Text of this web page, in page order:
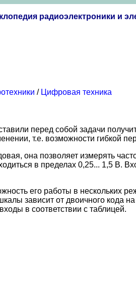
радиоэлектроники и
/ Цифровая техника
перед собой задачи
т.е. возможности гибкой
она позволяет измерять
в пределах 0,25... 1,5 В.
его работы в нескольких
зависит от двоичного кода
в соответствии с таблицей.